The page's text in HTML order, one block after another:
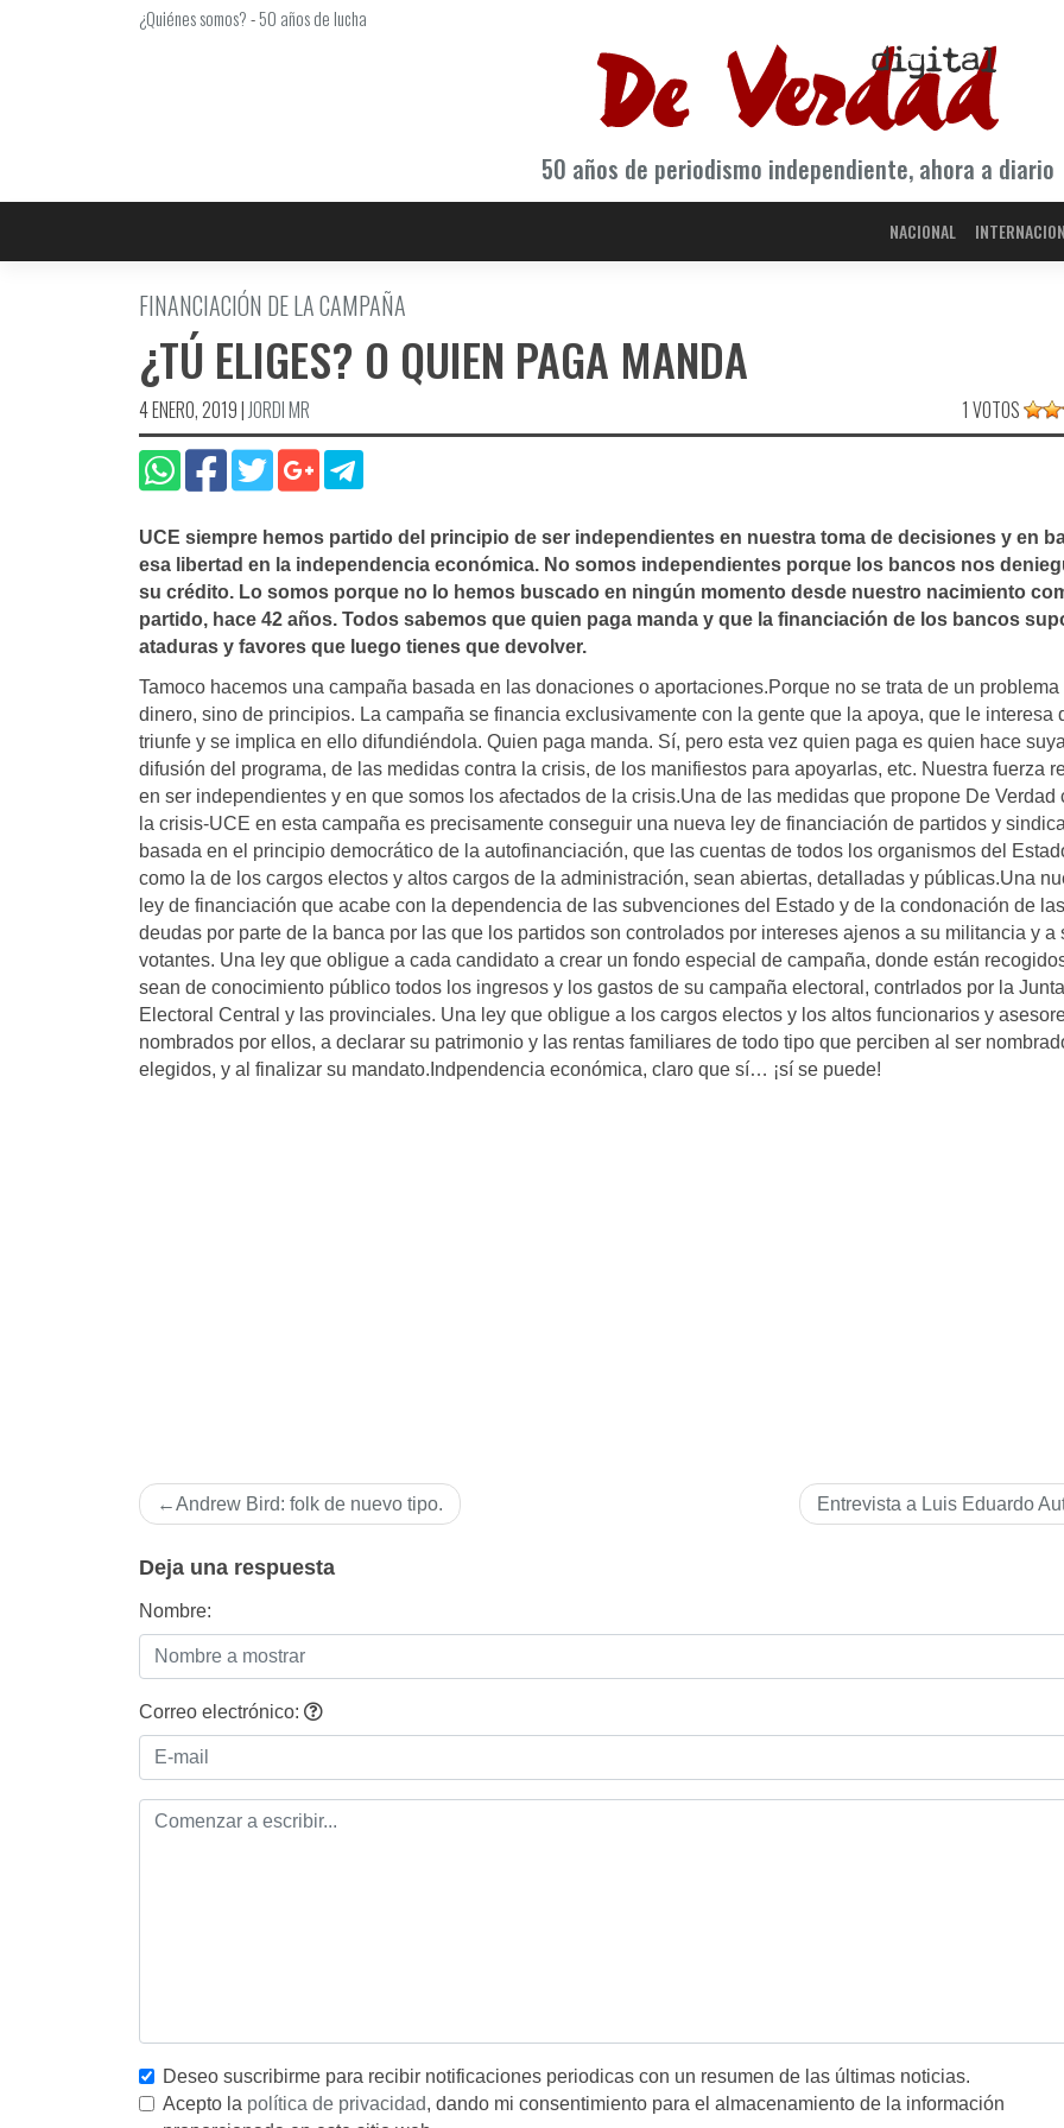
¿Quiénes somos?-50 años de lucha
50 años de periodismo independiente, ahora a diario
NACIONAL
FINANCIACIÓN DE LA CAMPAÑA
¿TÚ ELIGES? O QUIEN PAGA MANDA
4 ENERO, 2019|JORDI MR 1 VOTOS
UCE siempre hemos partido del principio de ser independientes en nuestra toma de decisiones y en
esa libertad en la independencia económica. No somos independientes porque los bancos nos
su crédito. Lo somos porque no lo hemos buscado en ningún momento desde nuestro nacimiento
partido, hace 42 años. Todos sabemos que quien paga manda y que la financiación de los bancos
ataduras y favores que luego tienes que devolver.
Tamoco hacemos una campaña basada en las donaciones o aportaciones.Porque no se trata de un problema
dinero, sino de principios. La campaña se financia exclusivamente con la gente que la apoya, que le interesa
triunfe y se implica en ello difundiéndola. Quien paga manda. Sí, pero esta vez quien paga es quien hace
difusión del programa, de las medidas contra la crisis, de los manifiestos para apoyarlas, etc. Nuestra fuerza
en ser independientes y en que somos los afectados de la crisis.Una de las medidas que propone De Verdad
la crisis-UCE en esta campaña es precisamente conseguir una nueva ley de financiación de partidos y
basada en el principio democrático de la autofinanciación, que las cuentas de todos los organismos del
como la de los cargos electos y altos cargos de la administración, sean abiertas, detalladas y públicas.Una
ley de financiación que acabe con la dependencia de las subvenciones del Estado y de la condonación de las
deudas por parte de la banca por las que los partidos son controlados por intereses ajenos a su militancia y a
votantes. Una ley que obligue a cada candidato a crear un fondo especial de campaña, donde están
sean de conocimiento público todos los ingresos y los gastos de su campaña electoral, contrlados por la Junta
Electoral Central y las provinciales. Una ley que obligue a los cargos electos y los altos funcionarios y
nombrados por ellos, a declarar su patrimonio y las rentas familiares de todo tipo que perciben al ser
elegidos, y al finalizar su mandato.Indpendencia económica, claro que sí… ¡sí se puede!
Navegación
de
entradas
Andrew Bird: folk de nuevo tipo. Entrevista a Luis Eduardo
Deja una respuesta
Nombre:
Correo electrónico:
Deseo suscribirme para recibir notificaciones periodicas con un resumen de las últimas noticias.
Acepto la política de privacidad, dando mi consentimiento para el almacenamiento de la información